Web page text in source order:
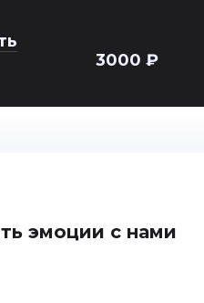
3000 ₽
эмоции с нами